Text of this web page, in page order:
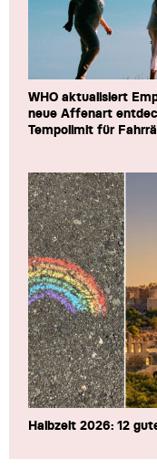
WHO aktualisiert
neue Affenart
Tempolimit für
Halbzeit 2026: 12